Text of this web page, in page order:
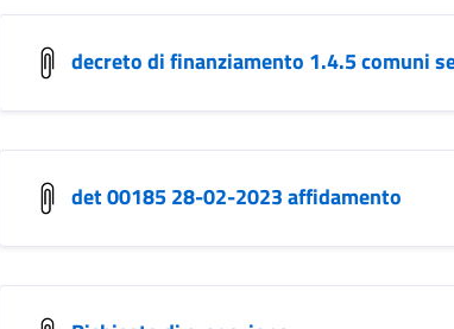
decreto di finanziamento 1.4.5 comuni
det 00185 28-02-2023 affidamento